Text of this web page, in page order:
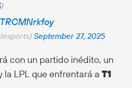
!
September 27, 2025
con un partido inédito, un
la LPL que enfrentará a T1